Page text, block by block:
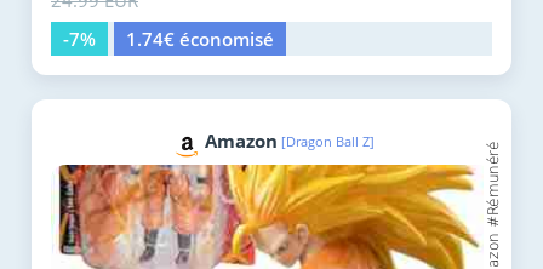
-7%
1.74€ économisé
Amazon [Dragon Ball Z]